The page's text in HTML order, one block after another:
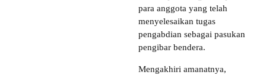
para anggota yang telah
menyelesaikan tugas
pengabdian sebagai pasukan
pengibar bendera.
Mengakhiri amanatnya,